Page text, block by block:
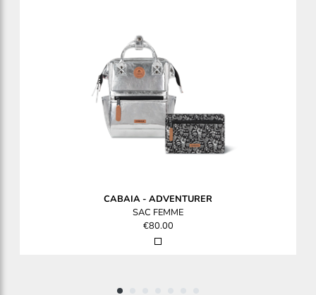
CABAIA- ADVENTURER
SAC FEMME
€80.00